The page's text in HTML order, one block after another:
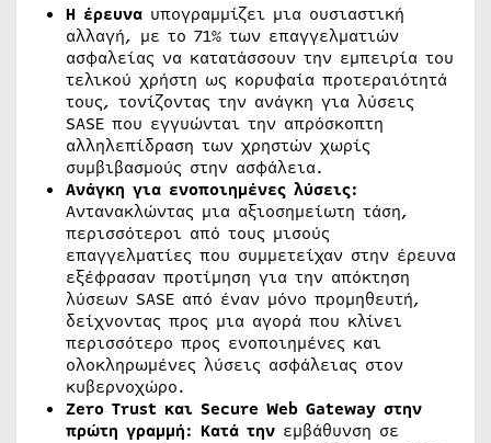
Η έρευνα υπογραμμίζει μια ουσιαστική
αλλαγή, με το 71% των επαγγελματιών
ασφαλείας να κατατάσσουν την εμπειρία του
τελικού χρήστη ως κορυφαία προτεραιότητά
τους, τονίζοντας την ανάγκη για λύσεις
SASE που εγγυώνται την απρόσκοπτη
αλληλεπίδραση των χρηστών χωρίς
συμβιβασμούς στην ασφάλεια.
Ανάγκη για ενοποιημένες λύσεις:
Αντανακλώντας μια αξιοσημείωτη τάση,
περισσότεροι από τους μισούς
επαγγελματίες που συμμετείχαν στην έρευνα
εξέφρασαν προτίμηση για την απόκτηση
λύσεων SASE από έναν μόνο προμηθευτή,
δείχνοντας προς μια αγορά που κλίνει
περισσότερο προς ενοποιημένες και
ολοκληρωμένες λύσεις ασφάλειας στον
κυβερνοχώρο.
Zero Trust και Secure Web Gateway στην
πρώτη γραμμή: Κατά την εμβάθυνση σε